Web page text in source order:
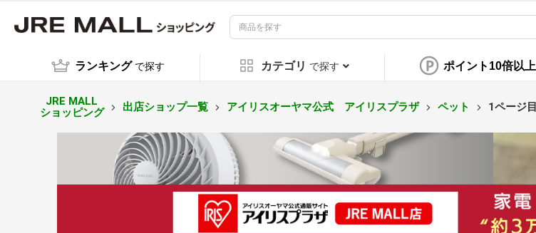
ランキング で探す カテゴリ で探す ポイント10倍以上
JRE MALL
ショッピング
出店ショップ一覧 アイリスオーヤマ公式 アイリスプラザ ペット 1ページ目